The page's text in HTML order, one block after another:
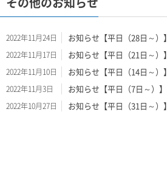
2022年11月24日 お知らせ【平日（28日～）】
2022年11月17日 お知らせ【平日（21日～）】
2022年11月10日 お知らせ【平日（14日～）】
2022年11月3日 お知らせ【平日（7日～）】
2022年10月27日 お知らせ【平日（31日～）】